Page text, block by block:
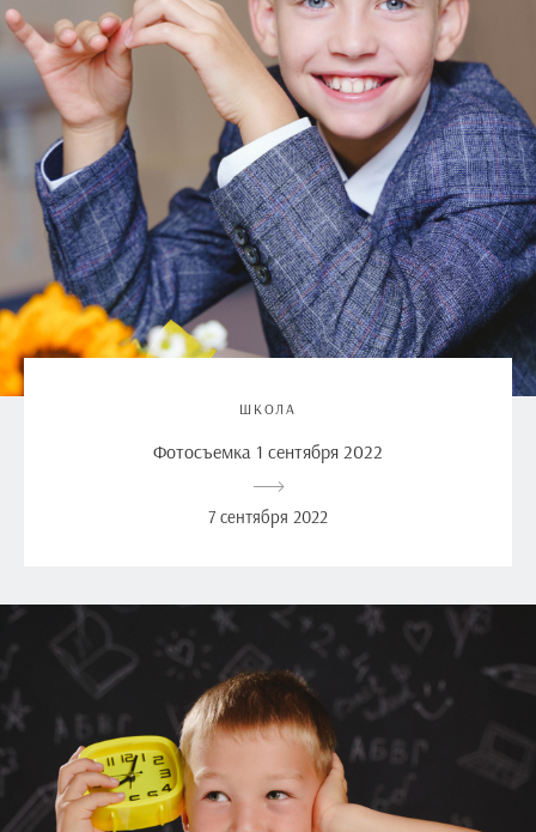
ШКОЛА
Фотосъемка 1 сентября 2022
7 сентября 2022